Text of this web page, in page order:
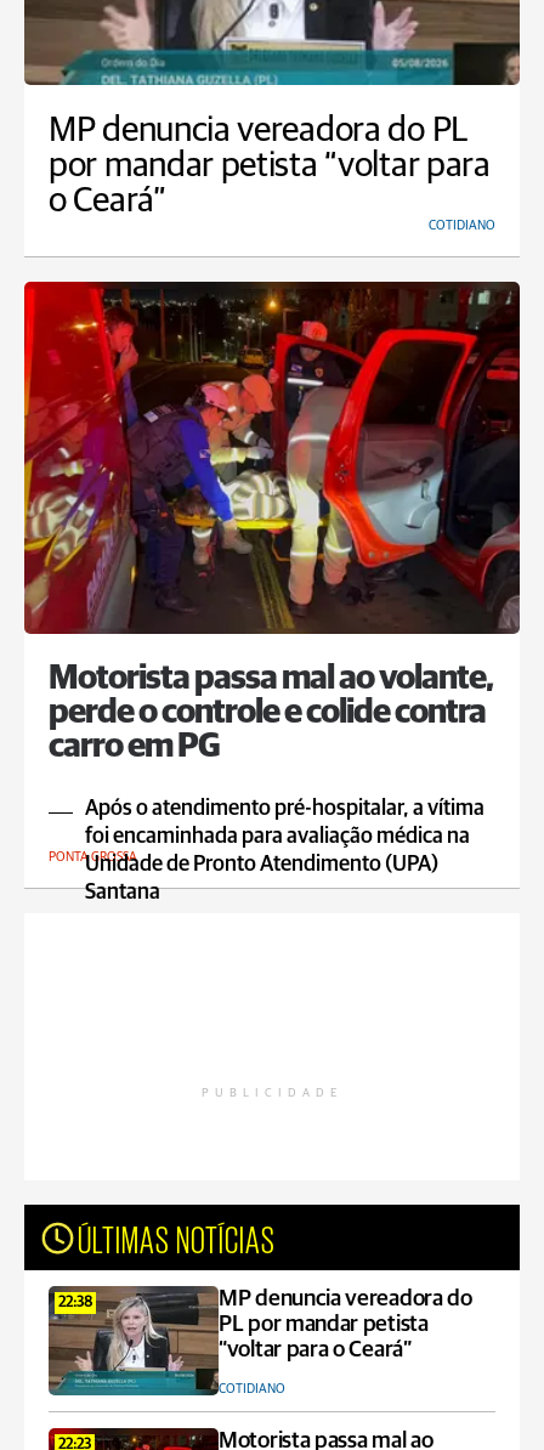
MP denuncia vereadora do PL
por mandar petista “voltar para
o Ceará”
COTIDIANO
Motorista passa mal ao volante,
perde o controle e colide contra
carro em PG
Após o atendimento pré-hospitalar, a vítima
foi encaminhada para avaliação médica na
Unidade de Pronto Atendimento (UPA)
Santana
PONTA GROSSA
PUBLICIDADE
ÚLTIMAS NOTÍCIAS
22:38
MP denuncia vereadora do
PL por mandar petista
“voltar para o Ceará”
COTIDIANO
22:23
Motorista passa mal ao